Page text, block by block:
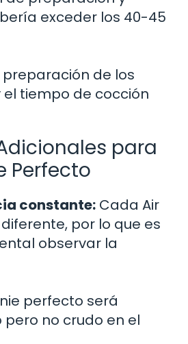
exceder los 40-45
preparación de los
tiempo de cocción
para
Perfecto
constante: Cada Air
por lo que es
observar la
perfecto será
pero no crudo en el